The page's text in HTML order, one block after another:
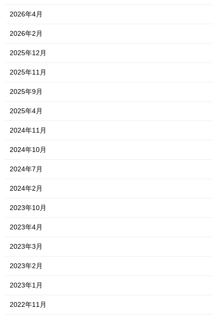
2026年4月
2026年2月
2025年12月
2025年11月
2025年9月
2025年4月
2024年11月
2024年10月
2024年7月
2024年2月
2023年10月
2023年4月
2023年3月
2023年2月
2023年1月
2022年11月